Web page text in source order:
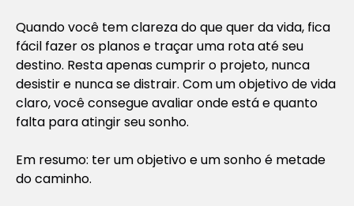
Quando você tem clareza do que quer da vida, fica
fácil fazer os planos e traçar uma rota até seu
destino. Resta apenas cumprir o projeto, nunca
desistir e nunca se distrair. Com um objetivo de vida
claro, você consegue avaliar onde está e quanto
falta para atingir seu sonho.
Em resumo: ter um objetivo e um sonho é metade
do caminho.